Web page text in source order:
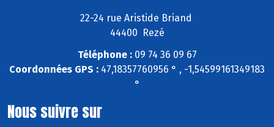
22-24 rue Aristide Briand
44400 Rezé
Téléphone :09 74 36 09 67
Coordonnées GPS : 47,18357760956 ° , -1,54599161349183
°
Nous suivre sur